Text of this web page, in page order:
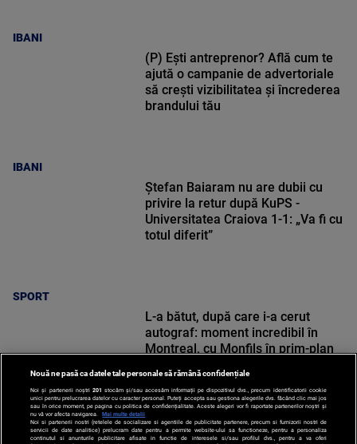
IBANI
IBANI
(P) Ești antreprenor? Află cum te
ajută o campanie de advertoriale
să crești vizibilitatea și încrederea
brandului tău
SPORT
Ștefan Baiaram nu are dubii cu
privire la retur după KuPS -
Universitatea Craiova 1-1: „Va fi cu
totul diferit”
SPORT
L-a bătut, după care i-a cerut
autograf: moment incredibil în
Montreal, cu Monfils în prim-plan
Nouă ne pasă ca datele tale personale să rămână confidențiale
Noi și partenerii noștri 201 stocăm și/sau accesăm informații pe dispozitivul dvs., precum identificatorii cookie
unici pentru prelucrarea datelor cu caracter personal. Puteți accepta sau gestiona alegerile dvs. făcând clic mai jos
sau în orice moment, pe pagina cu politica de confidențialitate. Aceste alegeri vor fi raportate partenerilor noștri și
nu vă vor afecta navigarea.
Mai multe detalii
Noi si partenerii nostri (retelele de socializare si agentiile de publicitate partenere, precum si furnizorii nostri de
servicii de date analitice) prelucram date pentru a permite website-ului sa functioneze, pentru a personaliza
continutul si anunturile publicitare afisate in functie de interesele si/sau profilul dvs., pentru a va oferi